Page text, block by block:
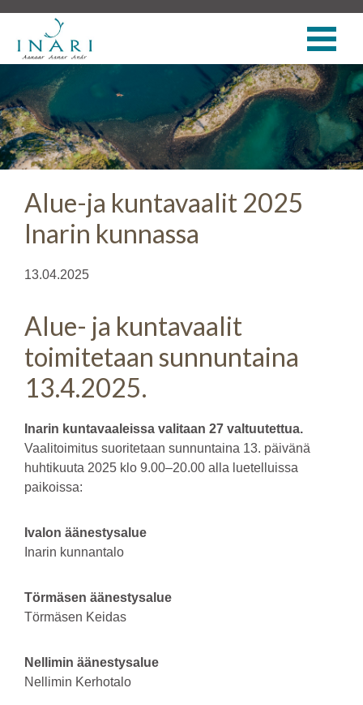
Alue-ja kuntavaalit 2025
Inarin kunnassa
13.04.2025
Alue- ja kuntavaalit
toimitetaan sunnuntaina
13.4.2025.
Inarin kuntavaaleissa valitaan 27 valtuutettua.
Vaalitoimitus suoritetaan sunnuntaina 13. päivänä
huhtikuuta 2025 klo 9.00–20.00 alla luetelluissa
paikoissa:
Ivalon äänestysalue
Inarin kunnantalo
Törmäsen äänestysalue
Törmäsen Keidas
Nellimin äänestysalue
Nellimin Kerhotalo